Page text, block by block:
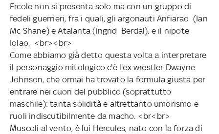
Ercole non si presenta solo ma con un gruppo di
fedeli guerrieri, fra i quali, gli argonauti Anfiarao (Ian
Mc Shane) e Atalanta (Ingrid Berdal), e il nipote
Iolao. <br><br>
Come abbiamo già detto questa volta a interpretare
il personaggio mitologico c'è l'ex wrestler Dwayne
Johnson, che ormai ha trovato la formula giusta per
entrare nei cuori del pubblico (soprattutto
maschile): tanta solidità e altrettanto umorismo e
ruoli indiscutibilmente da macho. <br<br>
Muscoli al vento, è lui Hercules, nato con la forza di